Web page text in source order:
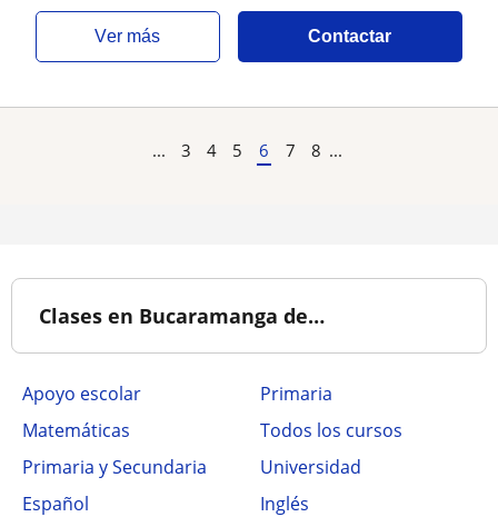
ver más Contactar
... 3 4 5 6 7 8 ...
Clases en Bucaramanga de…
Apoyo escolar
Primaria
Matemáticas
Todos los cursos
Primaria y Secundaria
Universidad
Español
Inglés